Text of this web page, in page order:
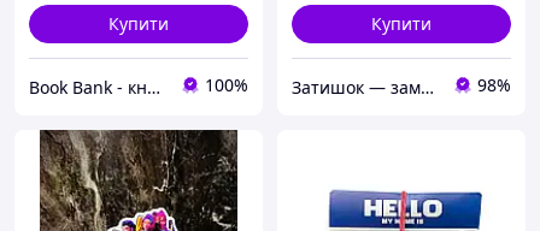
Купити
Book Bank - книги і канцтовари 100%
Купити
Затишок — замов Добра мішок! 98%